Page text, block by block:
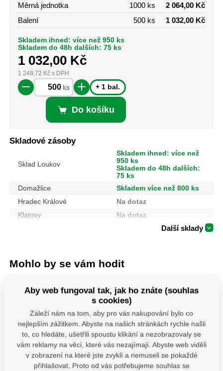
Měrná jednotka
1000 ks
2 064,00 Kč
Balení
500 ks 1 032,00 Kč
Skladem ihned: více než 950 ks
Skladem do 48h dalších: 75 ks
1 032,00 Kč
1 248,72 Kčs DPH
ks + 1 bal.
Do košíku
Skladové zásoby
Sklad Loukov
Skladem ihned: více než
950 ks
Skladem do 48h dalších:
75 ks
Domažlice
Skladem více než 800 ks
Hradec Králové
Na dotaz
Klatovy
Na dotaz
Další sklady
Mohlo by se vám hodit
PSS 80 ( 80x250x4)
Patka sloupku typu
4740930 Sada
Šroubováků 7ks
MHB 130
Aby web fungoval tak, jak ho znáte (souhlas
s cookies)
Záleží nám na tom, aby pro vás nakupování bylo co
nejlepším zážitkem. Abyste na našich stránkách rychle našli
to, co hledáte, ušetřili spoustu klikání a nezobrazovaly se
vám reklamy na věci, které vás nezajímají. Abyste web viděli
v zobrazení na které jste zvyklí a nemuseli se pokaždé
přihlašovat. Proto od vás potřebujeme souhlas se